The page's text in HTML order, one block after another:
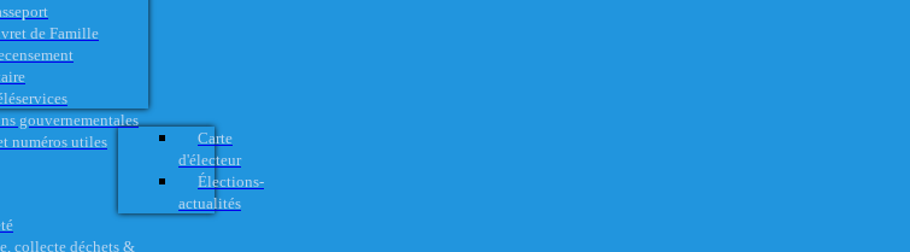
de Famille
gouvernementales
numéros utiles
Carte
d'électeur
Élections-
actualités
collecte déchets &